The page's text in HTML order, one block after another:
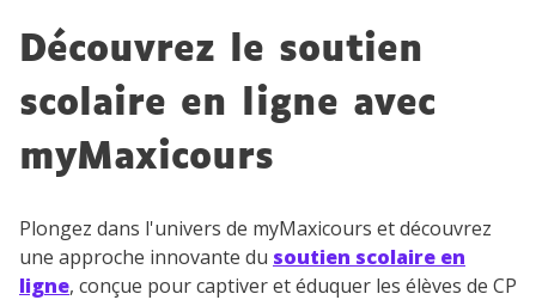
Découvrez le soutien
scolaire en ligne avec
myMaxicours
Plongez dans l'univers de myMaxicours et découvrez
une approche innovante du soutien scolaire en
ligne, conçue pour captiver et éduquer les élèves de CP